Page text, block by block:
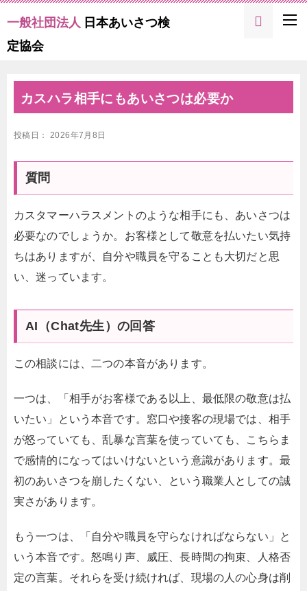
一般社団法人 日本あいさつ検
定協会
カスハラ相手にもあいさつは必要か
投稿日： 2026年7月8日
質問
カスタマーハラスメントのような相手にも、あいさつは
必要なのでしょうか。お客様として敬意を払いたい気持
ちはありますが、自分や職員を守ることも大切だと思
い、迷っています。
AI（Chat先生）の回答
この相談には、二つの本音があります。
一つは、「相手がお客様である以上、最低限の敬意は払
いたい」という本音です。窓口や接客の現場では、相手
が怒っていても、乱暴な言葉を使っていても、こちらま
で感情的になってはいけないという意識があります。最
初のあいさつを崩したくない、という職業人としての誠
実さがあります。
もう一つは、「自分や職員を守らなければならない」と
いう本音です。怒鳴り声、威圧、長時間の拘束、人格否
定の言葉。それらを受け続ければ、現場の人の心身は削